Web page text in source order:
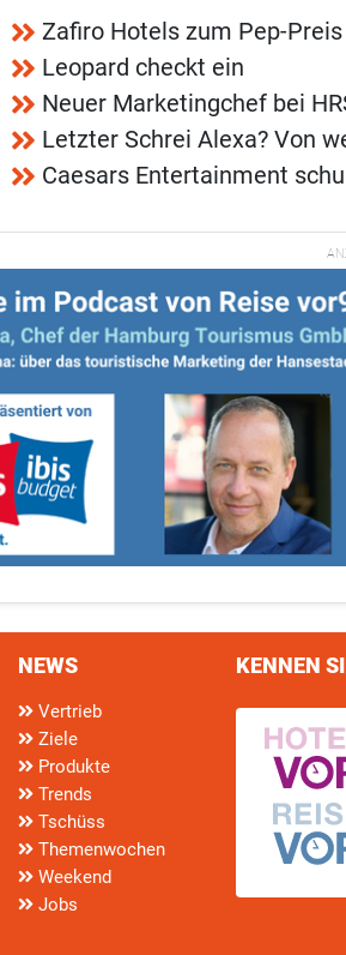
Zafiro Hotels zum Pep-
Leopard checkt ein
Neuer Marketingchef bei
Letzter Schrei Alexa? Von
Caesars Entertainment
NEWS
Vertrieb
Ziele
Produkte
Trends
Tschüss
Themenwochen
Weekend
Jobs
KENNEN